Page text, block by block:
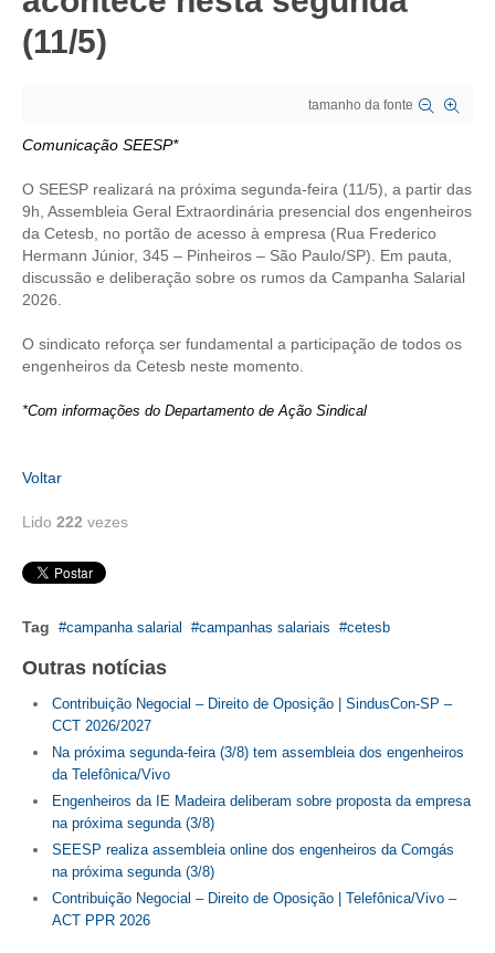
CRESCE BRASIL
CONSELHOS ASSESSORES
PERSONALIDADES DA TECNOLOGIA
NÚCLEO DA MULHER ENGENHEIRA
TRANSPARÊNCIA
CONTRIBUIÇÃO ASSISTENCIAL
CONTRIBUIÇÃO ASSOCIATIVA OU ANUIDADE DE SÓCIO
CONTRIBUIÇÃO SINDICAL URBANA
REVISÃO DE APOSENTADORIA
FGTS EXPURGOS
FGTS CORREÇÃO
LEGISLAÇÃO
LEI 4.950-A/1966 – PISO SALARIAL
(11/5)
tamanho da fonte
Comunicação SEESP*
O SEESP realizará na próxima segunda-feira (11/5), a partir das
9h, Assembleia Geral Extraordinária presencial dos engenheiros
da Cetesb, no portão de acesso à empresa (Rua Frederico
Hermann Júnior, 345 – Pinheiros – São Paulo/SP). Em pauta,
discussão e deliberação sobre os rumos da Campanha Salarial
2026.
O sindicato reforça ser fundamental a participação de todos os
engenheiros da Cetesb neste momento.
*Com informações do Departamento de Ação Sindical
Voltar
Lido 222 vezes
Tag campanha salarial campanhas salariais cetesb
Outras notícias
Contribuição Negocial – Direito de Oposição | SindusCon-SP –
CCT 2026/2027
Na próxima segunda-feira (3/8) tem assembleia dos engenheiros
da Telefônica/Vivo
Engenheiros da IE Madeira deliberam sobre proposta da empresa
na próxima segunda (3/8)
SEESP realiza assembleia online dos engenheiros da Comgás
na próxima segunda (3/8)
Contribuição Negocial – Direito de Oposição | Telefônica/Vivo –
ACT PPR 2026